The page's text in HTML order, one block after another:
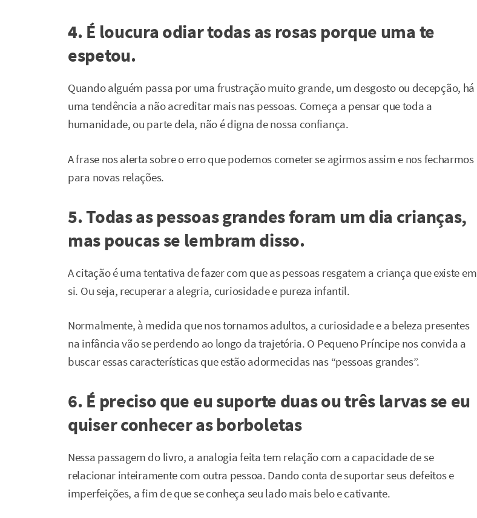
4. É loucura odiar todas as rosas porque uma te
espetou.
Quando alguém passa por uma frustração muito grande, um desgosto ou decepção, há
uma tendência a não acreditar mais nas pessoas. Começa a pensar que toda a
humanidade, ou parte dela, não é digna de nossa confiança.
A frase nos alerta sobre o erro que podemos cometer se agirmos assim e nos fecharmos
para novas relações.
5. Todas as pessoas grandes foram um dia crianças,
mas poucas se lembram disso.
A citação é uma tentativa de fazer com que as pessoas resgatem a criança que existe em
si. Ou seja, recuperar a alegria, curiosidade e pureza infantil.
Normalmente, à medida que nos tornamos adultos, a curiosidade e a beleza presentes
na infância vão se perdendo ao longo da trajetória. O Pequeno Príncipe nos convida a
buscar essas características que estão adormecidas nas “pessoas grandes”.
6. É preciso que eu suporte duas ou três larvas se eu
quiser conhecer as borboletas
Nessa passagem do livro, a analogia feita tem relação com a capacidade de se
relacionar inteiramente com outra pessoa. Dando conta de suportar seus defeitos e
imperfeições, a fim de que se conheça seu lado mais belo e cativante.